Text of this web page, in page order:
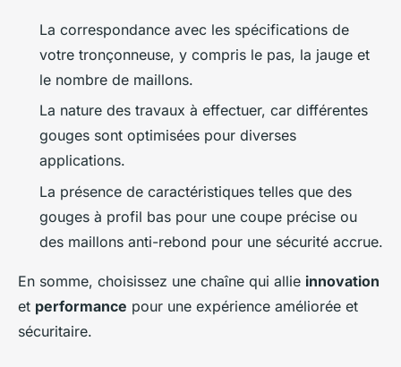
La correspondance avec les spécifications de
votre tronçonneuse, y compris le pas, la jauge et
le nombre de maillons.
La nature des travaux à effectuer, car différentes
gouges sont optimisées pour diverses
applications.
La présence de caractéristiques telles que des
gouges à profil bas pour une coupe précise ou
des maillons anti-rebond pour une sécurité accrue.
En somme, choisissez une chaîne qui allie innovation
et performance pour une expérience améliorée et
sécuritaire.